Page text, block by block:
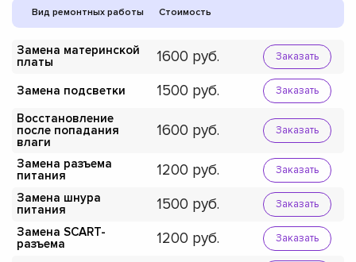
Вид ремонтных работы Стоимость
Замена материнской
платы
1600 Заказать
Замена подсветки 1500 Заказать
Восстановление
после попадания
влаги
1600 Заказать
Замена разъема
питания
1200 Заказать
Замена шнура
питания
1500 Заказать
Замена SCART-
разъема
1200 Заказать